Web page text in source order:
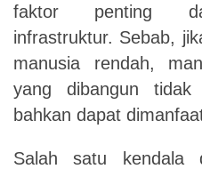
faktor penting
infrastruktur. Sebab,
manusia rendah,
yang dibangun
bahkan dapat
Salah satu kendala